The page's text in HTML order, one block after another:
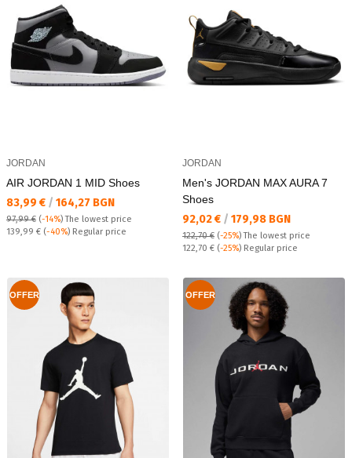
JORDAN
AIR JORDAN 1 MID Shoes
Текуща цена:
83,99 € / 164,27 BGN
97,99 € (-14%)The lowest price
Regular price:
139,99 € (-40%) Regular price
JORDAN
Men's JORDAN MAX AURA 7
Shoes
Текуща цена:
92,02 € / 179,98 BGN
122,70 € (-25%)The lowest price
Regular price:
122,70 € (-25%) Regular price
OFFER OFFER